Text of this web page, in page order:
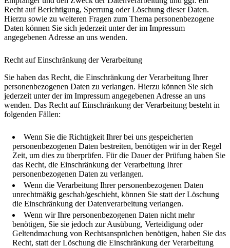
Recht auf Berichtigung, Sperrung oder Löschung dieser Daten.
Hierzu sowie zu weiteren Fragen zum Thema personenbezogene
Daten können Sie sich jederzeit unter der im Impressum
angegebenen Adresse an uns wenden.
Recht auf Einschränkung der Verarbeitung
Sie haben das Recht, die Einschränkung der Verarbeitung Ihrer
personenbezogenen Daten zu verlangen. Hierzu können Sie sich
jederzeit unter der im Impressum angegebenen Adresse an uns
wenden. Das Recht auf Einschränkung der Verarbeitung besteht in
folgenden Fällen:
Wenn Sie die Richtigkeit Ihrer bei uns gespeicherten
personenbezogenen Daten bestreiten, benötigen wir in der Regel
Zeit, um dies zu überprüfen. Für die Dauer der Prüfung haben Sie
das Recht, die Einschränkung der Verarbeitung Ihrer
personenbezogenen Daten zu verlangen.
Wenn die Verarbeitung Ihrer personenbezogenen Daten
unrechtmäßig geschah/geschieht, können Sie statt der Löschung
die Einschränkung der Datenverarbeitung verlangen.
Wenn wir Ihre personenbezogenen Daten nicht mehr
benötigen, Sie sie jedoch zur Ausübung, Verteidigung oder
Geltendmachung von Rechtsansprüchen benötigen, haben Sie das
Recht, statt der Löschung die Einschränkung der Verarbeitung